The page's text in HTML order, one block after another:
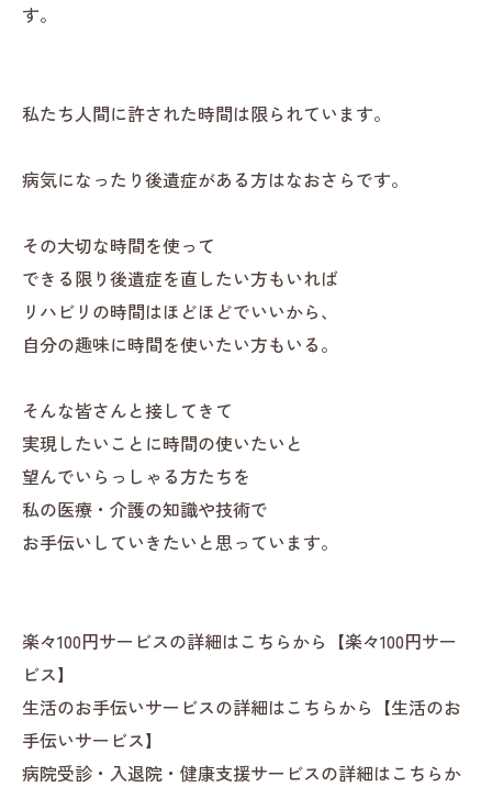
す。
私たち人間に許された時間は限られています。
病気になったり後遺症がある方はなおさらです。
その大切な時間を使って
できる限り後遺症を直したい方もいれば
リハビリの時間はほどほどでいいから、
自分の趣味に時間を使いたい方もいる。
そんな皆さんと接してきて
実現したいことに時間の使いたいと
望んでいらっしゃる方たちを
私の医療・介護の知識や技術で
お手伝いしていきたいと思っています。
楽々100円サービスの詳細はこちらから【楽々100円サー
ビス】
生活のお手伝いサービスの詳細はこちらから【生活のお
手伝いサービス】
病院受診・入退院・健康支援サービスの詳細はこちらか